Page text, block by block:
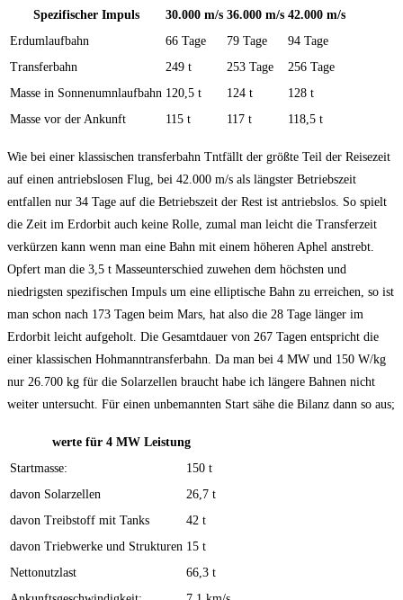
Spezifischer Impuls 30.000 m/s 36.000 m/s 42.000 m/s
Erdumlaufbahn
66 Tage 79 Tage
94 Tage
Transferbahn
249 t 253 Tage
256 Tage
Masse in Sonnenumnlaufbahn 120,5 t 124 t
128 t
Masse vor der Ankunft
115 t 117 t 118,5 t
Wie bei einer klassischen transferbahn Tntfällt der größte Teil der Reisezeit
auf einen antriebslosen Flug, bei 42.000 m/s als längster Betriebszeit
entfallen nur 34 Tage auf die Betriebszeit der Rest ist antriebslos. So spielt
die Zeit im Erdorbit auch keine Rolle, zumal man leicht die Transferzeit
verkürzen kann wenn man eine Bahn mit einem höheren Aphel anstrebt.
Opfert man die 3,5 t Masseunterschied zuwehen dem höchsten und
niedrigsten spezifischen Impuls um eine elliptische Bahn zu erreichen, so ist
man schon nach 173 Tagen beim Mars, hat also die 28 Tage länger im
Erdorbit leicht aufgeholt. Die Gesamtdauer von 267 Tagen entspricht die
einer klassischen Hohmanntransferbahn. Da man bei 4 MW und 150 W/kg
nur 26.700 kg für die Solarzellen braucht habe ich längere Bahnen nicht
weiter untersucht. Für einen unbemannten Start sähe die Bilanz dann so aus;
werte für 4 MW Leistung
Startmasse:
150 t
davon Solarzellen
26,7 t
davon Treibstoff mit Tanks
42 t
davon Triebwerke und Strukturen 15 t
Nettonutzlast
66,3 t